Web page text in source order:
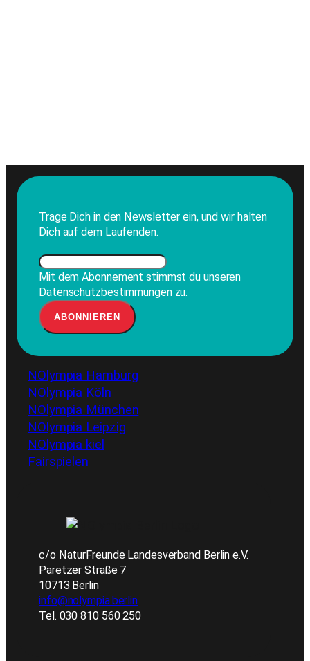
Trage Dich in den Newsletter ein, und wir halten
Dich auf dem Laufenden.
Mit dem Abonnement stimmst du unseren
Datenschutzbestimmungen zu.
NOlympia Hamburg
NOlympia Köln
NOlympia München
NOlympia Leipzig
NOlympia kiel
Fairspielen
c/o NaturFreunde Landesverband Berlin e.V.
Paretzer Straße 7
10713 Berlin
info@nolympia.berlin
Tel. 030 810 560 250